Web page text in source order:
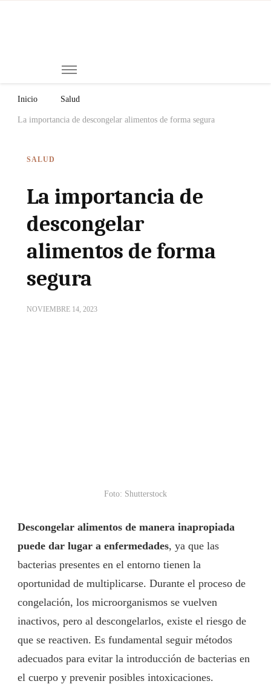
Inicio Salud
La importancia de descongelar alimentos de forma segura
SALUD
La importancia de
descongelar
alimentos de forma
segura
NOVIEMBRE 14, 2023
Foto: Shutterstock
Descongelar alimentos de manera inapropiada
puede dar lugar a enfermedades, ya que las
bacterias presentes en el entorno tienen la
oportunidad de multiplicarse. Durante el proceso de
congelación, los microorganismos se vuelven
inactivos, pero al descongelarlos, existe el riesgo de
que se reactiven. Es fundamental seguir métodos
adecuados para evitar la introducción de bacterias en
el cuerpo y prevenir posibles intoxicaciones.